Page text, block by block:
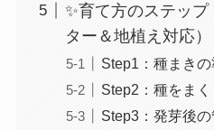
✨育て方のステッ
ター＆地植え対応）
Step1：種まき
Step2：種をまく
Step3：発芽後の